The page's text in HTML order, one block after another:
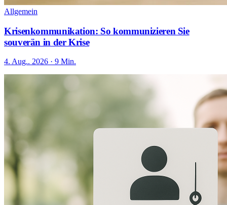
Allgemein
Krisenkommunikation: So kommunizieren Sie
souverän in der Krise
4. Aug.. 2026 · 9 Min.